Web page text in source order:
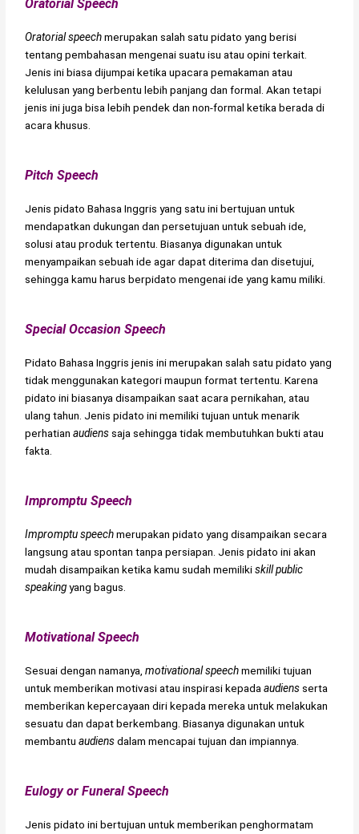
Oratorial Speech
Oratorial speechmerupakan salah satu pidato yang berisi
tentang pembahasan mengenai suatu isu atau opini terkait.
Jenis ini biasa dijumpai ketika upacara pemakaman atau
kelulusan yang berbentu lebih panjang dan formal. Akan tetapi
jenis ini juga bisa lebih pendek dan non-formal ketika berada di
acara khusus.
Pitch Speech
Jenis pidato Bahasa Inggris yang satu ini bertujuan untuk
mendapatkan dukungan dan persetujuan untuk sebuah ide,
solusi atau produk tertentu. Biasanya digunakan untuk
menyampaikan sebuah ide agar dapat diterima dan disetujui,
sehingga kamu harus berpidato mengenai ide yang kamu miliki.
Special Occasion Speech
Pidato Bahasa Inggris jenis ini merupakan salah satu pidato yang
tidak menggunakan kategori maupun format tertentu. Karena
pidato ini biasanya disampaikan saat acara pernikahan, atau
ulang tahun. Jenis pidato ini memiliki tujuan untuk menarik
perhatianaudiens saja sehingga tidak membutuhkan bukti atau
fakta.
Impromptu Speech
Impromptu speechmerupakan pidato yang disampaikan secara
langsung atau spontan tanpa persiapan. Jenis pidato ini akan
mudah disampaikan ketika kamu sudah memilikiskill public
speakingyang bagus.
Motivational Speech
Sesuai dengan namanya,motivational speechmemiliki tujuan
untuk memberikan motivasi atau inspirasi kepadaaudiens serta
memberikan kepercayaan diri kepada mereka untuk melakukan
sesuatu dan dapat berkembang. Biasanya digunakan untuk
membantuaudiensdalam mencapai tujuan dan impiannya.
Eulogy or Funeral Speech
Jenis pidato ini bertujuan untuk memberikan penghormatam